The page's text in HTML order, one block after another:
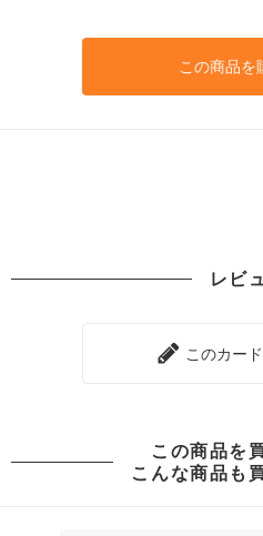
この商品を
レビ
このカー
この商品を
こんな商品も